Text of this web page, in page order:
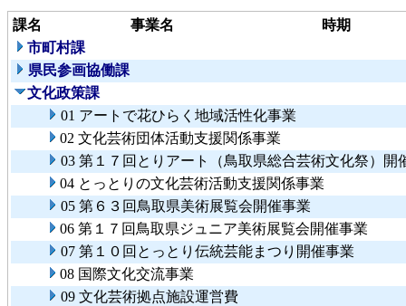
課名 事業名
時期
市町村課
県民参画協働課
文化政策課
01 アートで花ひらく地域活性化事業
02 文化芸術団体活動支援関係事業
03 第１７回とりアート（鳥取県総合芸術文化祭）開
04 とっとりの文化芸術活動支援関係事業
05 第６３回鳥取県美術展覧会開催事業
06 第１７回鳥取県ジュニア美術展覧会開催事業
07 第１０回とっとり伝統芸能まつり開催事業
08 国際文化交流事業
09 文化芸術拠点施設運営費